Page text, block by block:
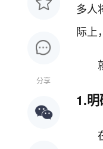
分享
多人
际上
1.